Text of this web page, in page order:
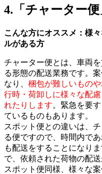
4.「チャーター便
こんな方にオススメ：様
ルがある方
チャーター便とは、車両
る形態の配送業務です。
なり、 梱包が難しいもの
行時・荷卸しに様々な配
れたりします。緊急を要
ているものもあります。
スポット便との違いは、
る便ですので、時間内で
も配送をすることになり
で、依頼された荷物の配
スポット便同様、様々な